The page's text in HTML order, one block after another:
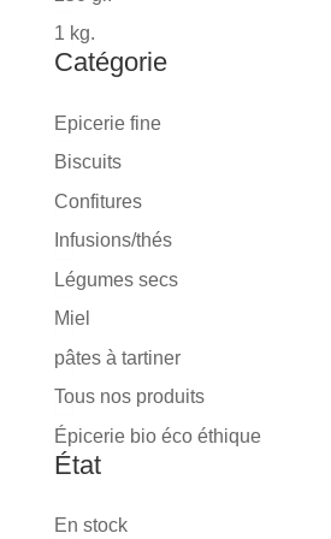
1 kg.
Catégorie
Catégorie
Epicerie fine
Biscuits
Confitures
Infusions/thés
Légumes secs
Miel
pâtes à tartiner
Tous nos produits
Épicerie bio éco éthique
État
État
En stock